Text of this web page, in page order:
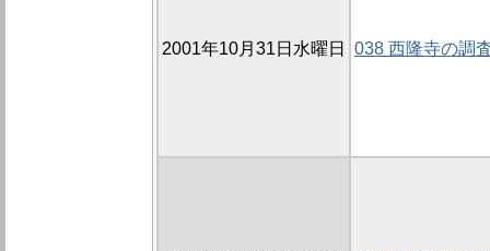
2001年10月31日水曜日 038 西隆寺の調